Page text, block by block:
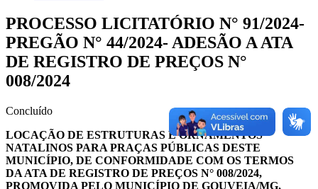
PROCESSO LICITATÓRIO N° 91/2024-
PREGÃO N° 44/2024- ADESÃO A ATA
DE REGISTRO DE PREÇOS N°
008/2024
Concluído
LOCAÇÃO DE ESTRUTURAS E ORNAMENTOS
NATALINOS PARA PRAÇAS PÚBLICAS DESTE
MUNICÍPIO, DE CONFORMIDADE COM OS TERMOS
DA ATA DE REGISTRO DE PREÇOS N° 008/2024,
PROMOVIDA PELO MUNICÍPIO DE GOUVEIA/MG,